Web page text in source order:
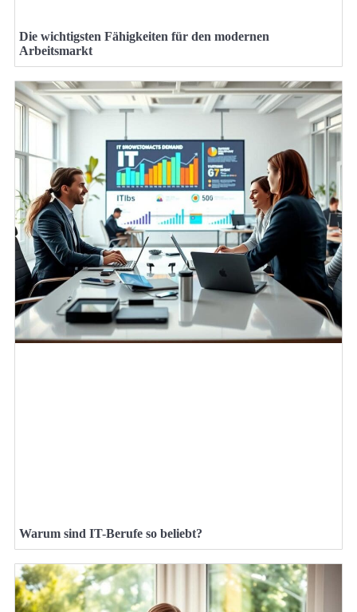
Die wichtigsten Fähigkeiten für den modernen
Arbeitsmarkt
Warum sind IT-Berufe so beliebt?